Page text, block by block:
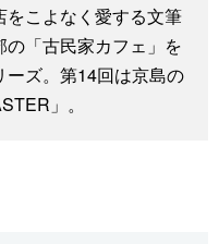
をこよなく愛する文筆
「古民家カフェ」を
ーズ。第14回は京島の
」。